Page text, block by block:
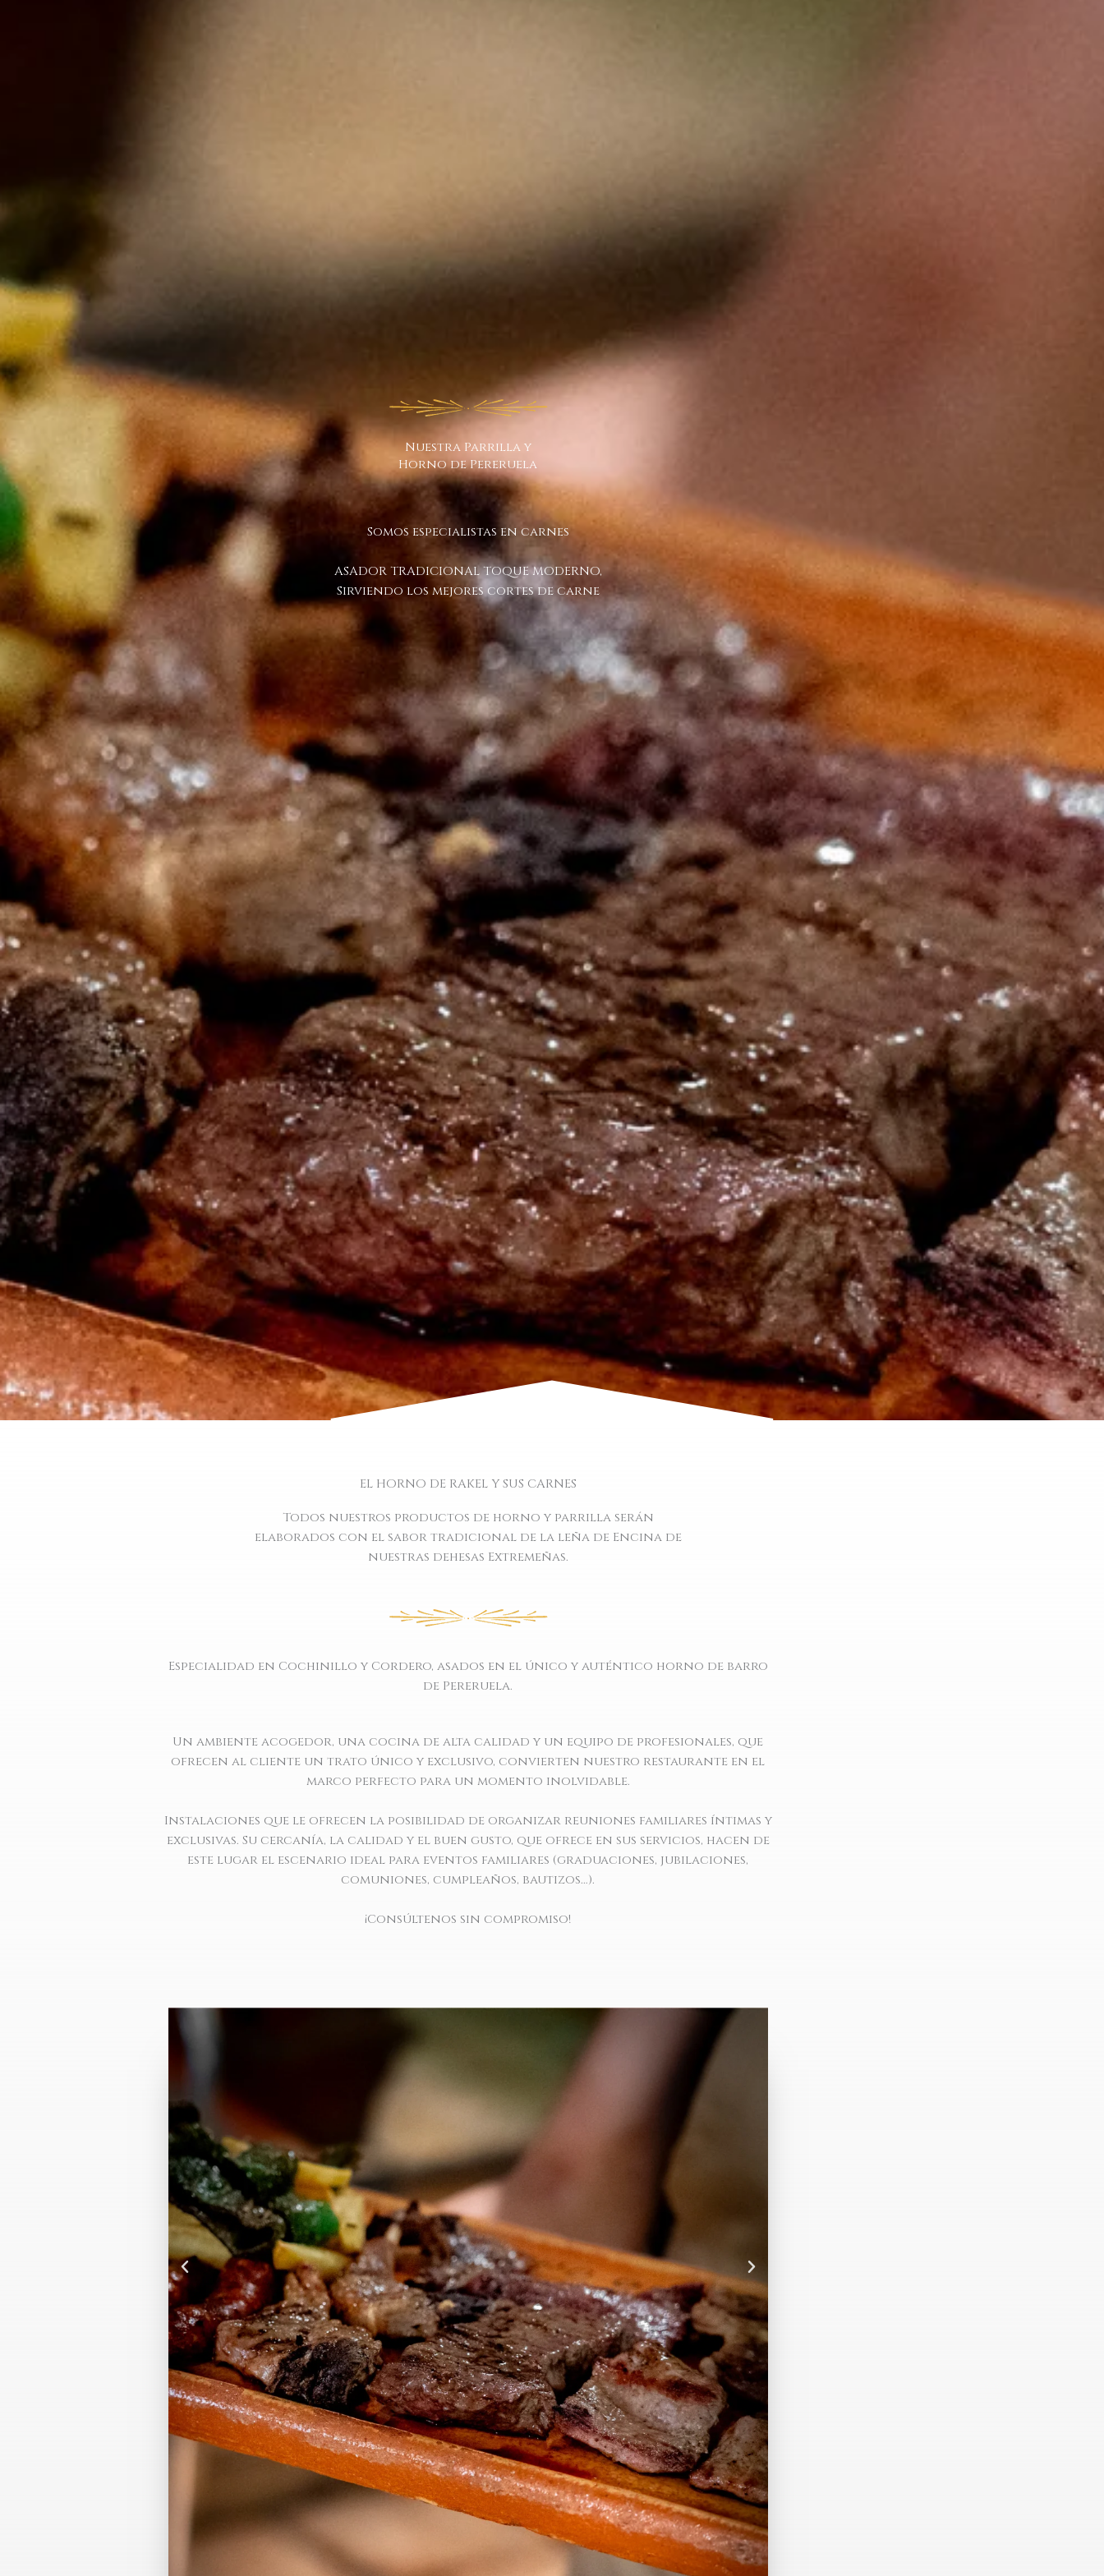
Nuestra Parrilla y
Horno de Pereruela
Somos especialistas en carnes
ASADOR TRADICIONAL TOQUE MODERNO,
Sirviendo los mejores cortes de carne
EL HORNO DE RAKEL Y SUS CARNES
Todos nuestros productos de horno y parrilla serán
elaborados con el sabor tradicional de la leña de Encina de
nuestras dehesas Extremeñas.
Especialidad en Cochinillo y Cordero, asados en el único y auténtico horno de barro
de Pereruela.
Un ambiente acogedor, una cocina de alta calidad y un equipo de profesionales, que
ofrecen al cliente un trato único y exclusivo, convierten nuestro restaurante en el
marco perfecto para un momento inolvidable.
Instalaciones que le ofrecen la posibilidad de organizar reuniones familiares íntimas y
exclusivas. Su cercanía, la calidad y el buen gusto, que ofrece en sus servicios, hacen de
este lugar el escenario ideal para eventos familiares (graduaciones, jubilaciones,
comuniones, cumpleaños, bautizos…).
¡Consúltenos sin compromiso!